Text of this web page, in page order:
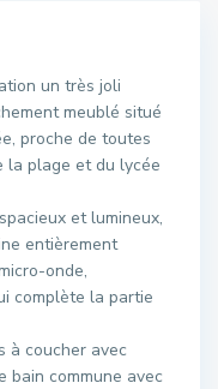
un très joli
meublé situé
proche de toutes
la plage et du lycée
et lumineux,
entièrement
onde,
complète la partie
à coucher avec
bain commune avec